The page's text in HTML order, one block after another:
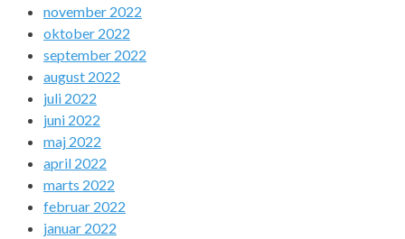
november 2022
oktober 2022
september 2022
august 2022
juli 2022
juni 2022
maj 2022
april 2022
marts 2022
februar 2022
januar 2022